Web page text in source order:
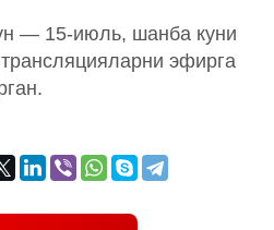
— 15-июль, шанба куни
трансляцияларни эфирга